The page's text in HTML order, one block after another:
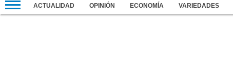
ACTUALIDAD OPINIÓN ECONOMÍA VARIEDADES